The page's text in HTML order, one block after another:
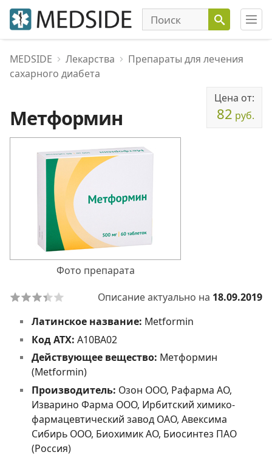
MEDSIDE Лекарства
Препараты для лечения
сахарного диабета
Метформин
Цена от:
82 руб.
Фото препарата
Описание актуально на 18.09.2019
Латинское название: Metformin
Код АТХ: A10BA02
Действующее вещество: Метформин
(Metformin)
Производитель: Озон ООО, Рафарма АО,
Изварино Фарма ООО, Ирбитский химико-
фармацевтический завод ОАО, Авексима
Сибирь ООО, Биохимик АО, Биосинтез ПАО
(Россия)